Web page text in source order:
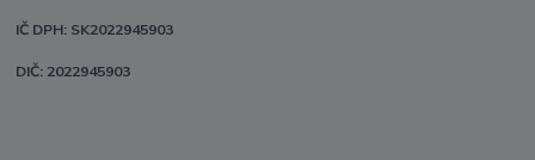
IČ DPH: SK2022945903
DIČ: 2022945903